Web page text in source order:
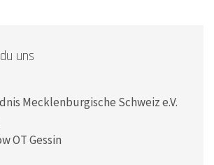
uns
Mecklenburgische Schweiz e.V.
OT Gessin